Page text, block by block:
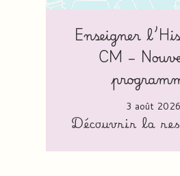
Enseigner
CM –
3 août 2026
Découvrir la